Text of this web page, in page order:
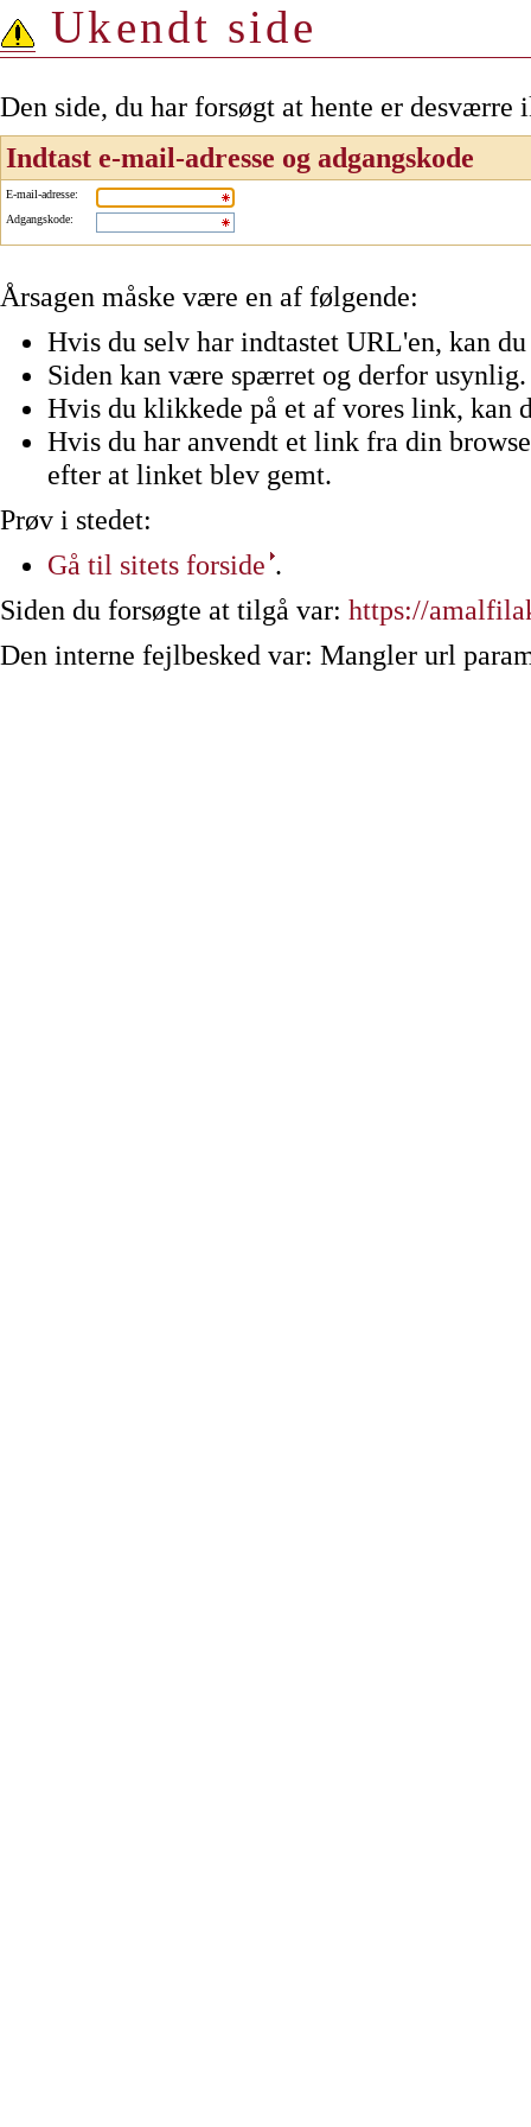
Ukendt side
Den side, du har forsøgt at hente er
Indtast e-mail-adresse og adgangskode
E-mail-adresse:
Adgangskode:
Årsagen måske være en af følgende:
Hvis du selv har indtastet URL'en, kan
Siden kan være spærret og derfor usynlig.
Hvis du klikkede på et af vores link, kan
Hvis du har anvendt et link fra din
efter at linket blev gemt.
Prøv i stedet:
Gå til sitets forside .
Siden du forsøgte at tilgå var: https://
Den interne fejlbesked var: Mangler url